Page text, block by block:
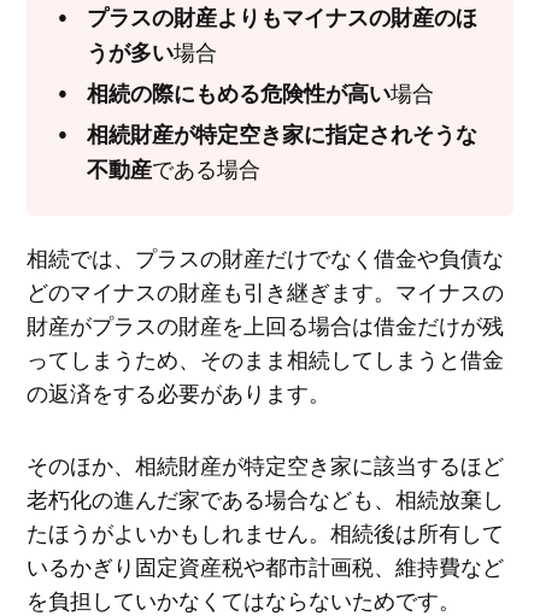
プラスの財産よりもマイナスの財産のほ
うが多い場合
相続の際にもめる危険性が高い場合
相続財産が特定空き家に指定されそうな
不動産である場合
相続では、プラスの財産だけでなく借金や負債な
どのマイナスの財産も引き継ぎます。マイナスの
財産がプラスの財産を上回る場合は借金だけが残
ってしまうため、そのまま相続してしまうと借金
の返済をする必要があります。
そのほか、相続財産が特定空き家に該当するほど
老朽化の進んだ家である場合なども、相続放棄し
たほうがよいかもしれません。相続後は所有して
いるかぎり固定資産税や都市計画税、維持費など
を負担していかなくてはならないためです。